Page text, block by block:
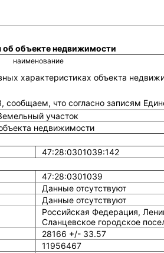
об объекте недвижимости
наименование
характеристиках объекта
что согласно записям
участок
недвижимости
47:28:0301039:142
47:28:0301039
Данные отсутствуют
Данные отсутствуют
Российская Федерация,
Сланцевское городское
28166 +/- 33.57
11956467